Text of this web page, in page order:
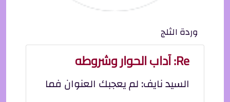
وردة الثلج
Re: آداب الحوار وشروطه
السيد نايف: لم يعجبك العنوان فما